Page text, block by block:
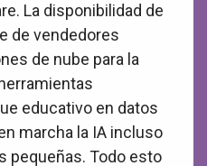
La disponibilidad de
de vendedores
de nube para la
educativo en datos
marcha la IA incluso
pequeñas. Todo esto